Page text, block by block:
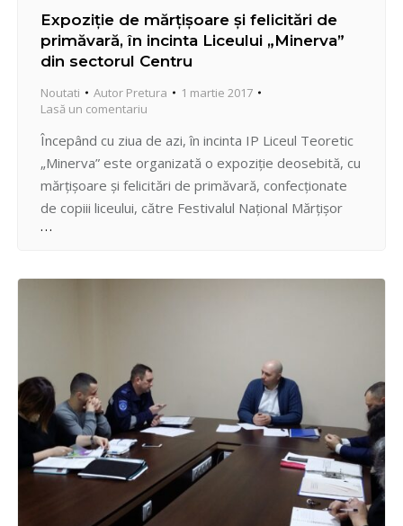
Expoziţie de mărţişoare şi felicitări de
primăvară, în incinta Liceului „Minerva”
din sectorul Centru
Noutati Autor Pretura
1 martie 2017
Lasă un comentariu
Începând cu ziua de azi, în incinta IP Liceul Teoretic
„Minerva” este organizată o expoziţie deosebită, cu
mărţişoare şi felicitări de primăvară, confecţionate
de copiii liceului, către Festivalul Naţional Mărţişor
2017. Atât pentru angajaţii Preturii, cât şi pentru
de primăvară, din partea acestor copii talentaţi şi